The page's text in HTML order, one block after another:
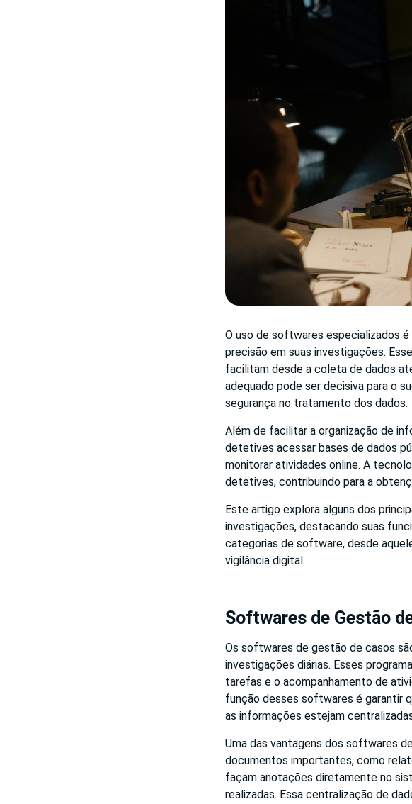
O uso de softwares especializados
precisão em suas investigações.
facilitam desde a coleta de dados
adequado pode ser decisiva para o
segurança no tratamento dos dados.
Além de facilitar a organização de
detetives acessar bases de dados
monitorar atividades online. A
detetives, contribuindo para a
Este artigo explora alguns dos
investigações, destacando suas
categorias de software, desde
vigilância digital.
Softwares de Gestão
Os softwares de gestão de casos
investigações diárias. Esses
tarefas e o acompanhamento de
função desses softwares é garantir
as informações estejam
Uma das vantagens dos softwares
documentos importantes, como
façam anotações diretamente no
realizadas. Essa centralização de